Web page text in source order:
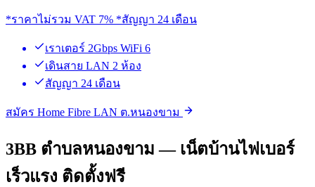
*ราคาไม่รวม VAT 7% *สัญญา 24 เดือน
เราเตอร์ 2Gbps WiFi 6
เดินสาย LAN 2 ห้อง
สัญญา 24 เดือน
สมัคร Home Fibre LAN ต.หนองขาม
3BB ตำบลหนองขาม — เน็ตบ้านไฟเบอร์
เร็วแรง ติดตั้งฟรี